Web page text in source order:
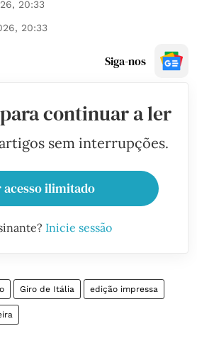
20:33
20:33
Siga-nos
continuar a ler
sem interrupções.
acesso ilimitado
Inicie sessão
Giro de Itália edição impressa